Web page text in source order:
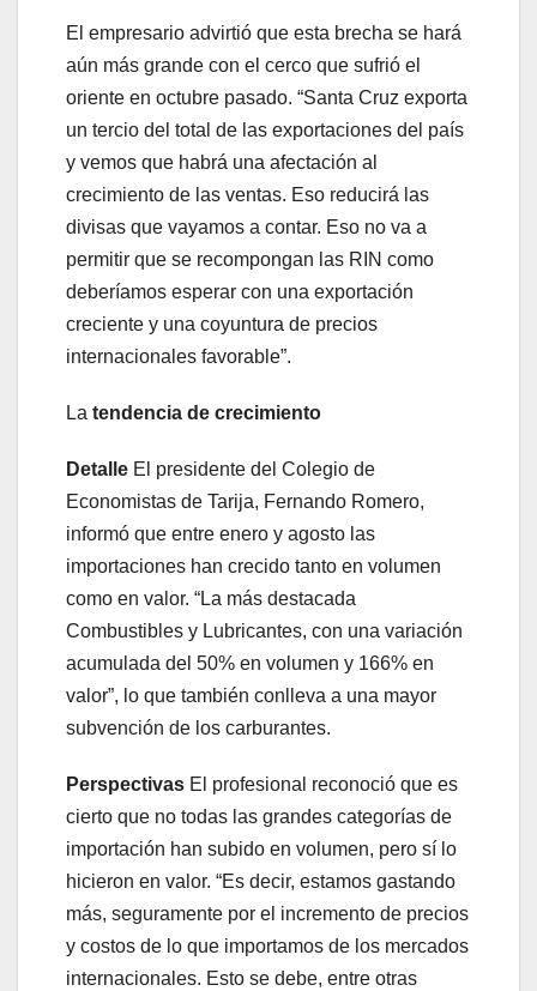
El empresario advirtió que esta brecha se hará
aún más grande con el cerco que sufrió el
oriente en octubre pasado. “Santa Cruz exporta
un tercio del total de las exportaciones del país
y vemos que habrá una afectación al
crecimiento de las ventas. Eso reducirá las
divisas que vayamos a contar. Eso no va a
permitir que se recompongan las RIN como
deberíamos esperar con una exportación
creciente y una coyuntura de precios
internacionales favorable”.
La tendencia de crecimiento
Detalle El presidente del Colegio de
Economistas de Tarija, Fernando Romero,
informó que entre enero y agosto las
importaciones han crecido tanto en volumen
como en valor. “La más destacada
Combustibles y Lubricantes, con una variación
acumulada del 50% en volumen y 166% en
valor”, lo que también conlleva a una mayor
subvención de los carburantes.
Perspectivas El profesional reconoció que es
cierto que no todas las grandes categorías de
importación han subido en volumen, pero sí lo
hicieron en valor. “Es decir, estamos gastando
más, seguramente por el incremento de precios
y costos de lo que importamos de los mercados
internacionales. Esto se debe, entre otras